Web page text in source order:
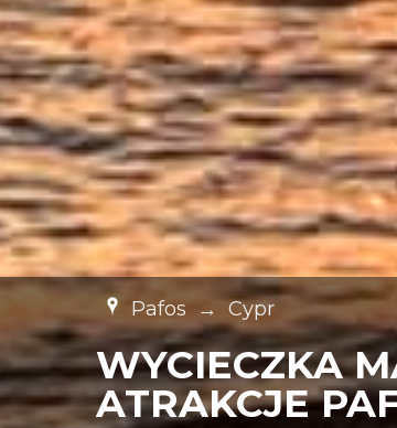
Pafos → Cypr
WYCIECZKA
ATRAKCJE